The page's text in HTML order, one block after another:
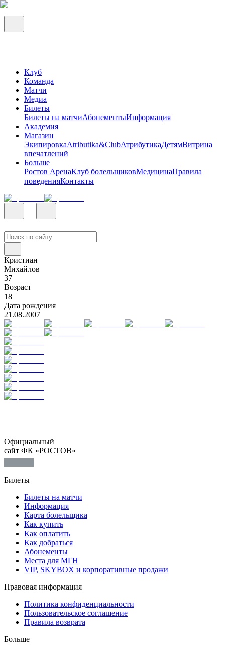
Клуб
Команда
Матчи
Медиа
Билеты
Билеты на матчиАбонементыИнформация
Академия
Магазин
ЭкипировкаAtributika&ClubАтрибутикаДетямВитрина
впечатлений
Больше
Ростов АренаКлуб болельщиковМедицинаПравила
поведенияКонтакты
Кристиан
Михайлов
37
Возраст
18
Дата рождения
21.08.2007
Официальный
сайт ФК «РОСТОВ»
Билеты
Билеты на матчи
Информация
Карта болельщика
Как купить
Как оплатить
Как добраться
Абонементы
Места для МГН
VIP, SKYBOX и корпоративные продажи
Правовая информация
Политика конфиденциальности
Пользовательское соглашение
Правила возврата
Больше